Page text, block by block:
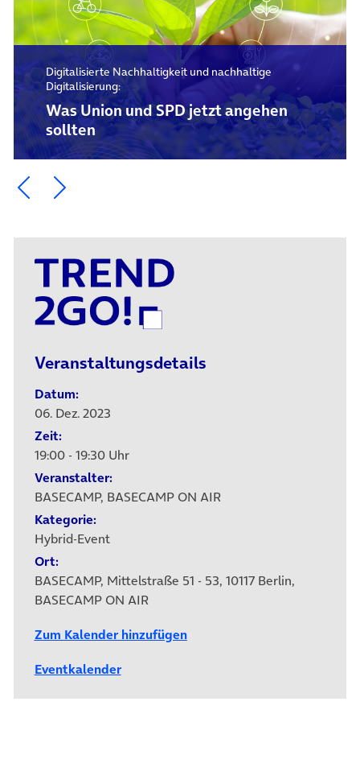
Digitalisierte Nachhaltigkeit und nachhaltige
Digitalisierung:
Was Union und SPD jetzt angehen
sollten
Ein Element zurück blättern
Ein Element weiter blättern
Veranstaltungsdetails
Datum:
06. Dez. 2023
Zeit:
19:00 - 19:30 Uhr
Veranstalter:
BASECAMP, BASECAMP ON AIR
Kategorie:
Hybrid-Event
Ort:
BASECAMP, Mittelstraße 51 - 53, 10117 Berlin,
BASECAMP ON AIR
Zum Kalender hinzufügen
Eventkalender